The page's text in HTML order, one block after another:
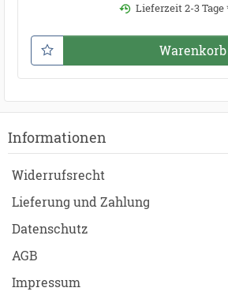
Lieferzeit 2-3 Tage
Warenkorb
Informationen
Widerrufsrecht
Lieferung und Zahlung
Datenschutz
AGB
Impressum